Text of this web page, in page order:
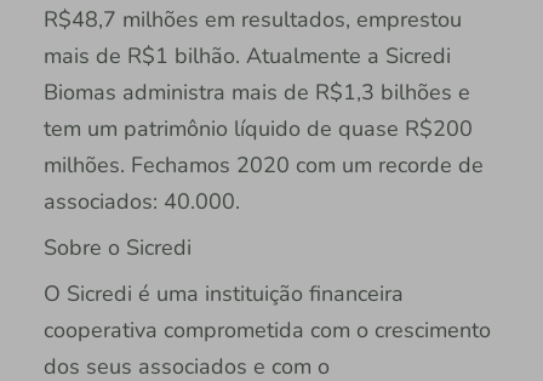
R$48,7 milhões em resultados, emprestou
mais de R$1 bilhão. Atualmente a Sicredi
Biomas administra mais de R$1,3 bilhões e
tem um patrimônio líquido de quase R$200
milhões. Fechamos 2020 com um recorde de
associados: 40.000.
Sobre o Sicredi
O Sicredi é uma instituição financeira
cooperativa comprometida com o crescimento
dos seus associados e com o